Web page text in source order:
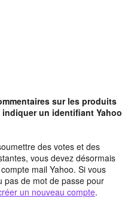
sur les produits
un identifiant Yahoo
des votes et des
vous devez désormais
mail Yahoo. Si vous
pas de mot de passe pour
un nouveau compte.